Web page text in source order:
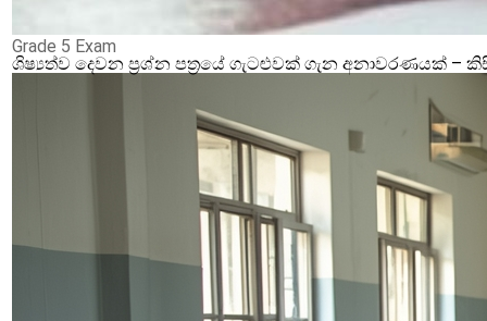
Grade 5 Exam
ශිෂ්‍යත්ව දෙවන ප්‍රශ්න පත්‍රයේ ගැටළුවක් ගැන අනාවරණයක්